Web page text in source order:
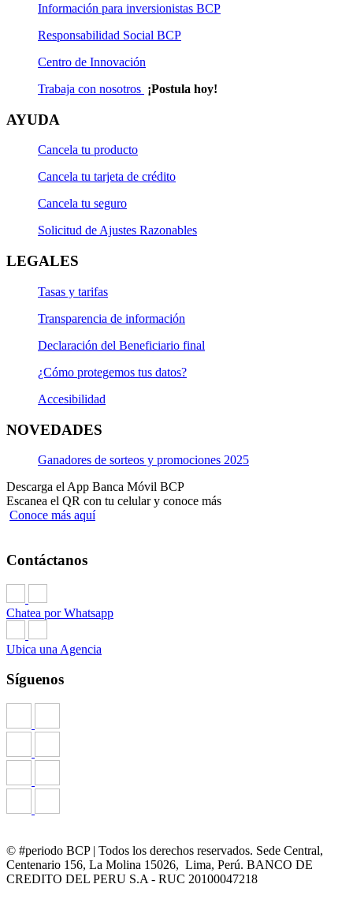
Información para inversionistas BCP
Responsabilidad Social BCP
Centro de Innovación
Trabaja con nosotros ¡Postula hoy!
AYUDA
Cancela tu producto
Cancela tu tarjeta de crédito
Cancela tu seguro
Solicitud de Ajustes Razonables
LEGALES
Tasas y tarifas
Transparencia de información
Declaración del Beneficiario final
¿Cómo protegemos tus datos?
Accesibilidad
NOVEDADES
Ganadores de sorteos y promociones 2025
Descarga el App Banca Móvil BCP
Escanea el QR con tu celular y conoce más
Conoce más aquí
Contáctanos
Chatea por Whatsapp
Ubica una Agencia
Síguenos
© #periodo BCP | Todos los derechos reservados. Sede Central,
Centenario 156, La Molina 15026, Lima, Perú. BANCO DE
CREDITO DEL PERU S.A - RUC 20100047218